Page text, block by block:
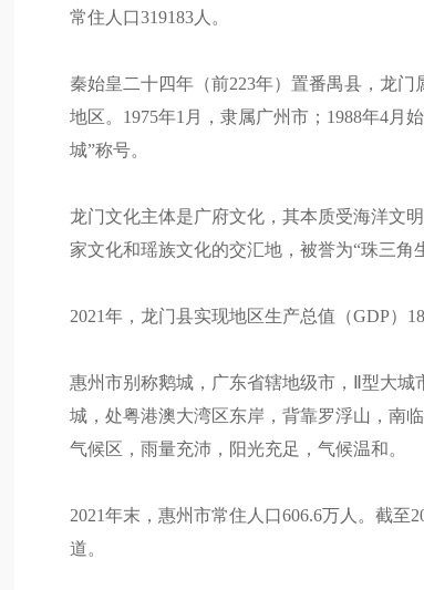
常住人口319183人。
秦始皇二十四年（前223年）置番禺县，龙
地区。1975年1月，隶属广州市；1988年4月
城”称号。
龙门文化主体是广府文化，其本质受海洋文
家文化和瑶族文化的交汇地，被誉为“珠三角
2021年，龙门县实现地区生产总值（GDP）
惠州市别称鹅城，广东省辖地级市，Ⅱ型大
城，处粤港澳大湾区东岸，背靠罗浮山，南
气候区，雨量充沛，阳光充足，气候温和。
2021年末，惠州市常住人口606.6万人。截
道。